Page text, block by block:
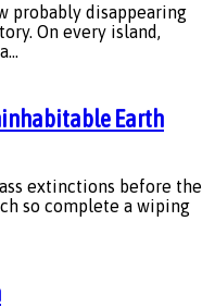
probably disappearing
On every island,
Earth
extinctions before the
so complete a wiping